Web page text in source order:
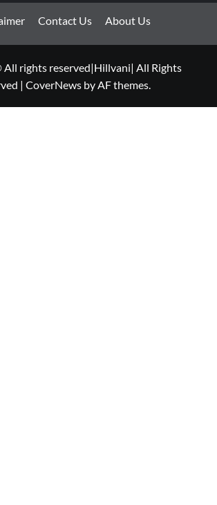
Contact Us About Us
rights reserved|Hillvani| All Rights
| CoverNews by AF themes.